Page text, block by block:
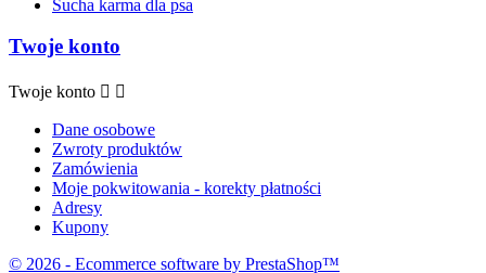
Sucha karma dla psa
Twoje konto
Twoje konto  
Dane osobowe
Zwroty produktów
Zamówienia
Moje pokwitowania - korekty płatności
Adresy
Kupony
© 2026 - Ecommerce software by PrestaShop™